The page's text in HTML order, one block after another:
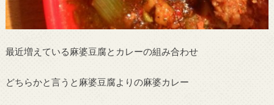
最近増えている麻婆豆腐とカレーの組み合わせ
どちらかと言うと麻婆豆腐よりの麻婆カレー